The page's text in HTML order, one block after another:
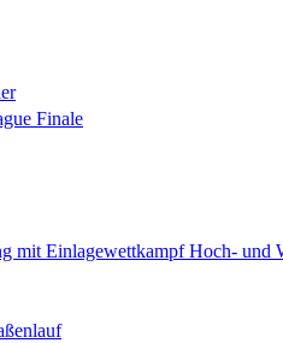
Finale
mit Einlagewettkampf Hoch- und